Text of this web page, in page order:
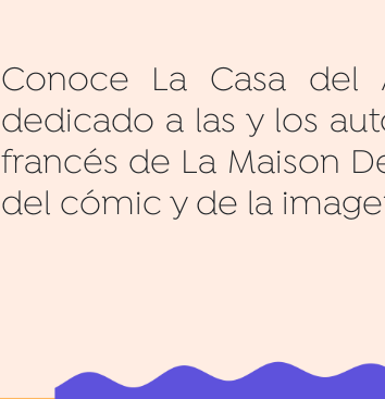
Conoce La Casa del
dedicado a las y los
francés de La Maison
del cómic y de la